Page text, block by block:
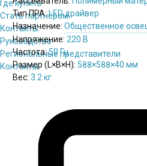
Где купить
Стать партнёром
Контакты
Руководство
Региональные представители
Контакты
Тип ПРА:LED драйвер
Назначение: Общественное
Напряжение: 220 В
Частота:50 Гц
Размер (L×B×H): 588×588×40 мм
Вес: 3.2 кг